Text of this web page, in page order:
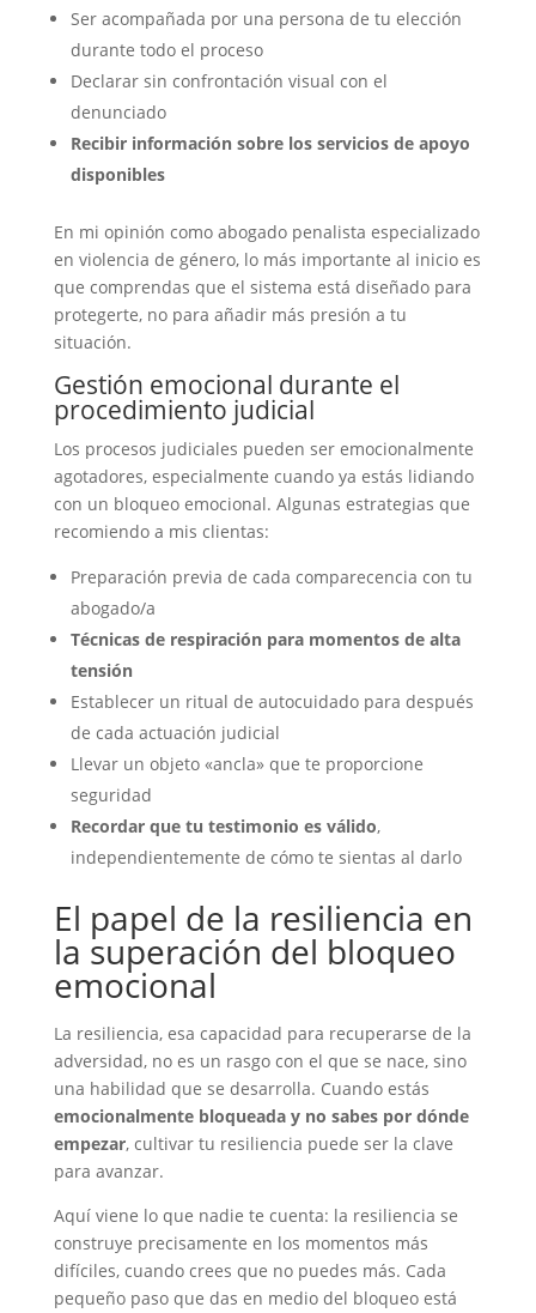
Ser acompañada por una persona de tu elección
durante todo el proceso
Declarar sin confrontación visual con el
denunciado
Recibir información sobre los servicios de apoyo
disponibles
En mi opinión como abogado penalista especializado
en violencia de género, lo más importante al inicio es
que comprendas que el sistema está diseñado para
protegerte, no para añadir más presión a tu
situación.
Gestión emocional durante el
procedimiento judicial
Los procesos judiciales pueden ser emocionalmente
agotadores, especialmente cuando ya estás lidiando
con un bloqueo emocional. Algunas estrategias que
recomiendo a mis clientas:
Preparación previa de cada comparecencia con tu
abogado/a
Técnicas de respiración para momentos de alta
tensión
Establecer un ritual de autocuidado para después
de cada actuación judicial
Llevar un objeto «ancla» que te proporcione
seguridad
Recordar que tu testimonio es válido,
independientemente de cómo te sientas al darlo
El papel de la resiliencia en
la superación del bloqueo
emocional
La resiliencia, esa capacidad para recuperarse de la
adversidad, no es un rasgo con el que se nace, sino
una habilidad que se desarrolla. Cuando estás
emocionalmente bloqueada y no sabes por dónde
empezar, cultivar tu resiliencia puede ser la clave
para avanzar.
Aquí viene lo que nadie te cuenta: la resiliencia se
construye precisamente en los momentos más
difíciles, cuando crees que no puedes más. Cada
pequeño paso que das en medio del bloqueo está